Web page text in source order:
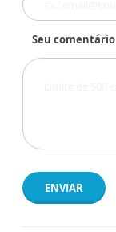
Seu comentário
ENVIAR